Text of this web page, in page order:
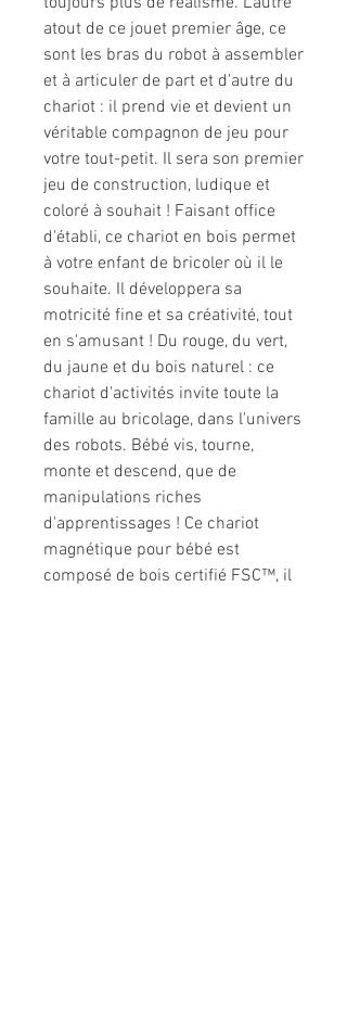
atout de ce jouet premier âge, ce
sont les bras du robot à assembler
et à articuler de part et d'autre du
chariot : il prend vie et devient un
véritable compagnon de jeu pour
votre tout-petit. Il sera son premier
jeu de construction, ludique et
coloré à souhait ! Faisant office
d'établi, ce chariot en bois permet
à votre enfant de bricoler où il le
souhaite. Il développera sa
motricité fine et sa créativité, tout
en s'amusant ! Du rouge, du vert,
du jaune et du bois naturel : ce
chariot d'activités invite toute la
famille au bricolage, dans l'univers
des robots. Bébé vis, tourne,
monte et descend, que de
manipulations riches
d'apprentissages ! Ce chariot
magnétique pour bébé est
composé de bois certifié FSC™, il